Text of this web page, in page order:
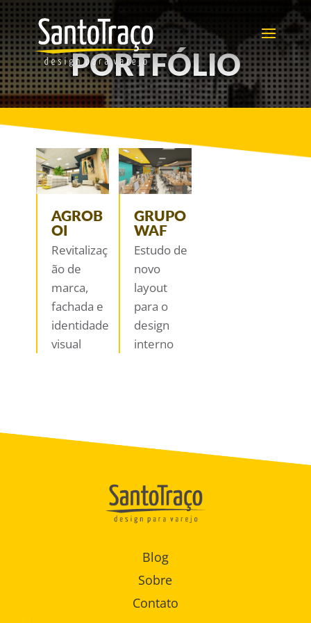
PORTFÓLIO
AGROB
OI
Revitalizaç
ão de
marca,
fachada e
identidade
visual
GRUPO
WAF
Estudo de
novo
layout
para o
design
interno
Blog
Sobre
Contato